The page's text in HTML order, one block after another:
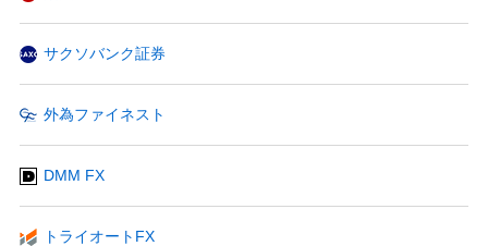
サクソバンク証券
外為ファイネスト
DMM FX
トライオートFX